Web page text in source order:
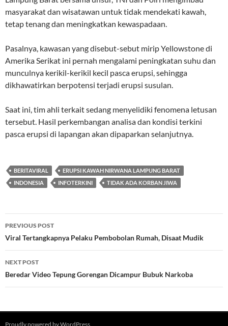
masyarakat dan wisatawan untuk tidak mendekati kawah,
tetap tenang dan meningkatkan kewaspadaan.
Pasalnya, kawasan yang disebut-sebut mirip Yellowstone di
Amerika Serikat ini pernah mengalami peningkatan suhu dan
munculnya kerikil-kerikil kecil pasca erupsi, sehingga
dikhawatirkan berpotensi terjadi erupsi susulan.
Saat ini, tim ahli terkait sedang menyelidiki fenomena letusan
tersebut. Hasil perkembangan analisa dan kondisi terkini
pasca erupsi di lapangan akan dipaparkan selanjutnya.
BERITAVIRAL
ERUPSI KAWAH NIRWANA LAMPUNG BARAT
INDONESIA
INFOTERKINI TIDAK ADA KORBAN JIWA
Post
navigation
PREVIOUS POST
Viral Tertangkapnya Pelaku Pembobolan Rumah, Disaat Mudik
NEXT POST
Beredar Video Tepung Gorengan Dicampur Bubuk Narkoba
Proudly powered by WordPress